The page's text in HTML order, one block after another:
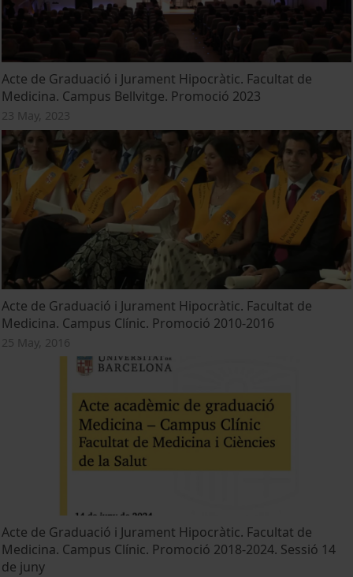
Acte de Graduació i Jurament Hipocràtic. Facultat de
Medicina. Campus Bellvitge. Promoció 2023
23 May, 2023
Acte de Graduació i Jurament Hipocràtic. Facultat de
Medicina. Campus Clínic. Promoció 2010-2016
25 May, 2016
Acte de Graduació i Jurament Hipocràtic. Facultat de
Medicina. Campus Clínic. Promoció 2018-2024. Sessió 14
de juny